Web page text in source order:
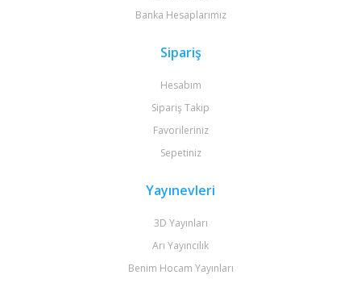
Banka Hesaplarımız
Sipariş
Hesabım
Sipariş Takip
Favorileriniz
Sepetiniz
Yayınevleri
3D Yayınları
Arı Yayıncılık
Benim Hocam Yayınları